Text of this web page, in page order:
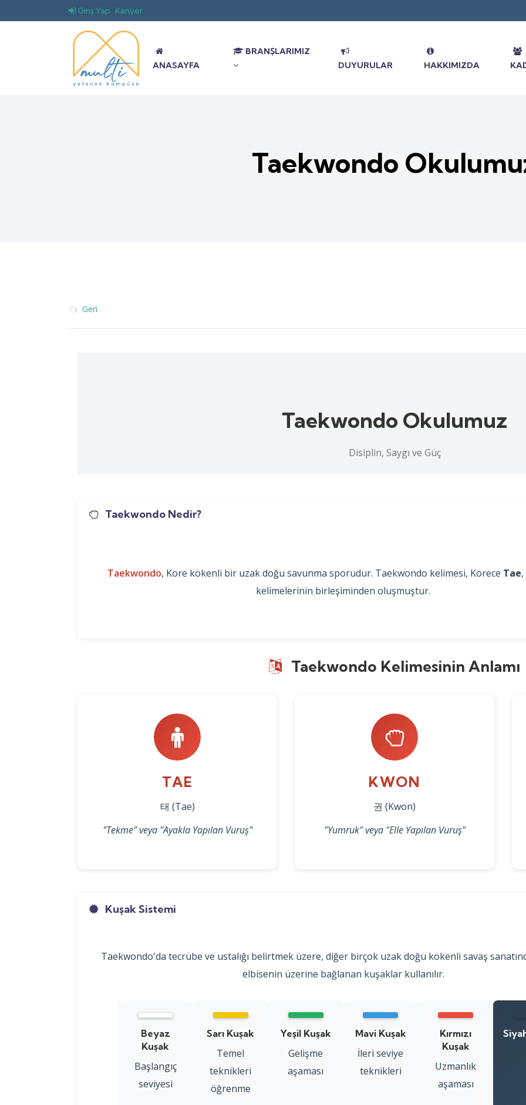
Giriş Yap Kariyer
ANASAYFA
BRANŞLARIMIZ
DUYURULAR
HAKKIMIZDA
Taekwondo
Geri
Taekwondo Okulumuz
Disiplin, Saygı ve Güç
Taekwondo Nedir?
Taekwondo, Kore kökenli bir uzak doğu savunma sporudur. Taekwondo kelimesi, Korece Tae,
kelimelerinin birleşiminden oluşmuştur.
Taekwondo Kelimesinin Anlamı
TAE
태 (Tae)
"Tekme" veya "Ayakla Yapılan Vuruş"
KWON
권 (Kwon)
"Yumruk" veya "Elle Yapılan Vuruş"
Kuşak Sistemi
Taekwondo'da tecrübe ve ustalığı belirtmek üzere, diğer birçok uzak doğu kökenli savaş
elbisenin üzerine bağlanan kuşaklar kullanılır.
Beyaz
Kuşak
Başlangıç
seviyesi
Sarı Kuşak
Temel
teknikleri
öğrenme
Yeşil Kuşak
Gelişme
aşaması
Mavi Kuşak
İleri seviye
teknikleri
Kırmızı
Kuşak
Uzmanlık
aşaması